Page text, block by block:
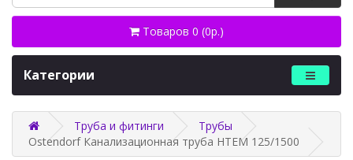
Товаров 0 (0р.)
Категории
Труба и фитинги
Трубы
Ostendorf Канализационная труба HTEM 125/1500